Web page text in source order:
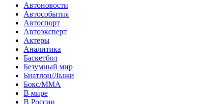
Автоновости
Автособытия
Автоспорт
Автоэксперт
Актеры
Аналитика
Баскетбол
Безумный мир
Биатлон/Лыжи
Бокс/MMA
В мире
В России